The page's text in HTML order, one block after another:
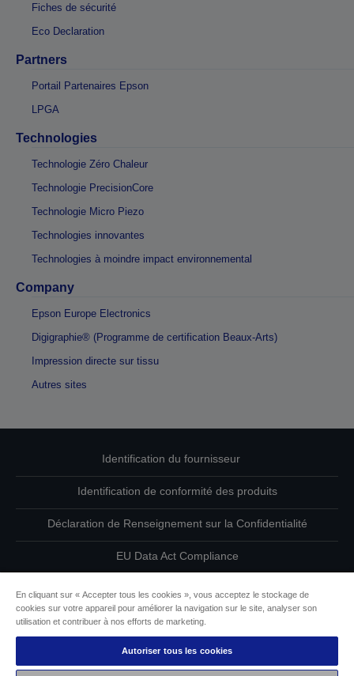
Fiches de sécurité
Eco Declaration
Partners
Portail Partenaires Epson
LPGA
Technologies
Technologie Zéro Chaleur
Technologie PrecisionCore
Technologie Micro Piezo
Technologies innovantes
Technologies à moindre impact environnemental
Company
Epson Europe Electronics
Digigraphie® (Programme de certification Beaux-Arts)
Impression directe sur tissu
Autres sites
Identification du fournisseur
Identification de conformité des produits
Déclaration de Renseignement sur la Confidentialité
EU Data Act Compliance
Informations sur les cookies
L’engagement d’Epson pour l’accessibilité
En cliquant sur « Accepter tous les cookies », vous acceptez le stockage de
cookies sur votre appareil pour améliorer la navigation sur le site, analyser son
utilisation et contribuer à nos efforts de marketing.
Autoriser tous les cookies